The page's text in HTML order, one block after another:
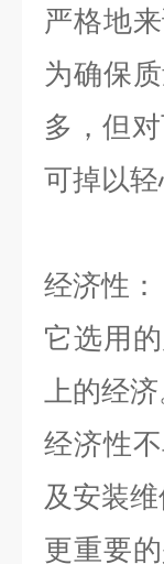
严格地
为确保
多，但
可掉以
经济性：
它选用
上的经济
经济性
及安装
更重要